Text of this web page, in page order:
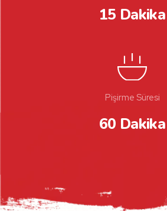
15 Dakika
Pişirme Süresi
60 Dakika